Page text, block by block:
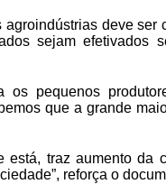
deve ser
sejam efetivados
pequenos
que a grande
traz aumento da
reforça o